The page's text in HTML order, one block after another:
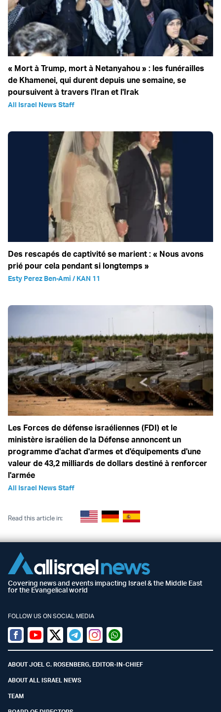
« Mort à Trump, mort à Netanyahou » : les funérailles
de Khamenei, qui durent depuis une semaine, se
poursuivent à travers l'Iran et l'Irak
All Israel News Staff
Des rescapés de captivité se marient : « Nous avons
prié pour cela pendant si longtemps »
Esty Perez Ben-Ami / KAN 11
Les Forces de défense israéliennes (FDI) et le
ministère israélien de la Défense annoncent un
programme d'achat d'armes et d'équipements d'une
valeur de 43,2 milliards de dollars destiné à renforcer
l'armée
All Israel News Staff
Read this article in:
Covering news and events impacting Israel & the Middle East
for the Evangelical world
FOLLOW US ON SOCIAL MEDIA
Facebook
YoutubeTwitter (X)
TelegramInstagramWhatsapp
ABOUT JOEL C. ROSENBERG, EDITOR-IN-CHIEF
ABOUT ALL ISRAEL NEWS
TEAM